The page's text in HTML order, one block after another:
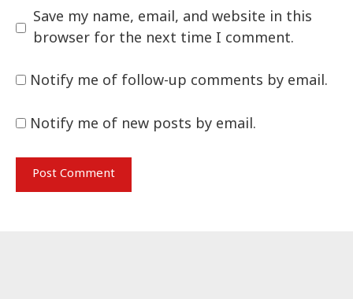
Save my name, email, and website in this
browser for the next time I comment.
Notify me of follow-up comments by email.
Notify me of new posts by email.